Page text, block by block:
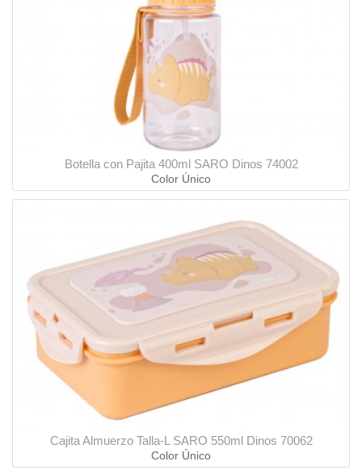
Botella con Pajita 400ml SARO Dinos 74002
Color Único
Cajita Almuerzo Talla-L SARO 550ml Dinos 70062
Color Único